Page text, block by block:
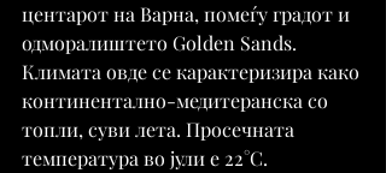
центарот на Варна, помеѓу градот и
одморалиштето Golden Sands.
Климата овде се карактеризира како
континентално-медитеранска со
топли, суви лета. Просечната
температура во јули е 22°C.